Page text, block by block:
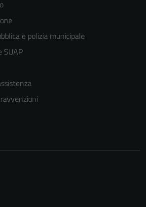
e polizia municipale
SUAP
disabilitati.